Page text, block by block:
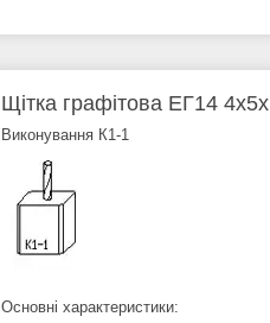
Щітка графітова ЕГ14
Виконування К1-1
Основні характеристики: